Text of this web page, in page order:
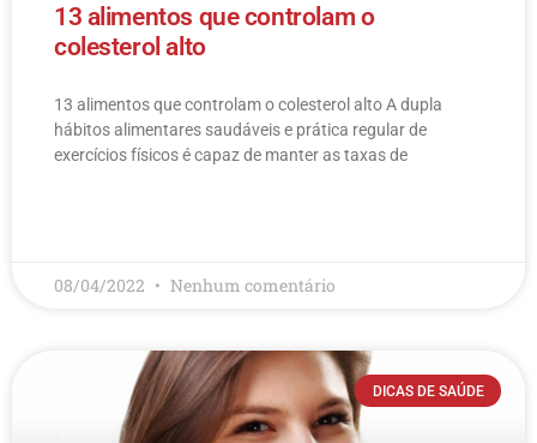
13 alimentos que controlam o
colesterol alto
13 alimentos que controlam o colesterol alto​ A dupla
hábitos alimentares saudáveis e prática regular de
exercícios físicos é capaz de manter as taxas de
08/04/2022 Nenhum comentário
DICAS DE SAÚDE